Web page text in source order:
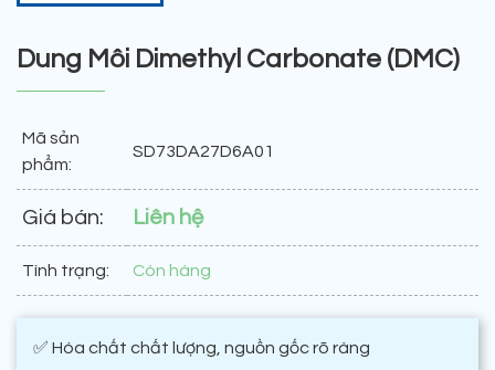
Dung Môi Dimethyl Carbonate (DMC)
Mã sản
phẩm:
SD73DA27D6A01
Giá bán: Liên hệ
Tình trạng: Còn hàng
✅ Hóa chất chất lượng, nguồn gốc rõ ràng